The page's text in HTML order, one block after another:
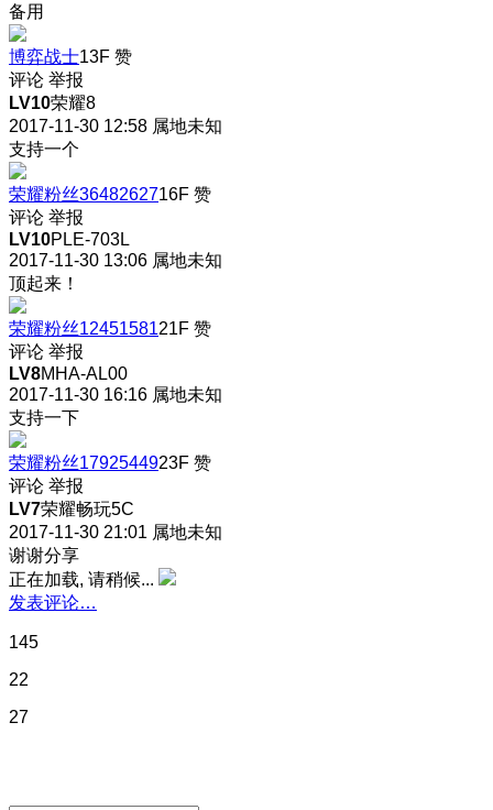
备用
博弈战士13F 赞
评论 举报
LV10荣耀8
2017-11-30 12:58 属地未知
支持一个
荣耀粉丝3648262716F 赞
评论 举报
LV10PLE-703L
2017-11-30 13:06 属地未知
顶起来！
荣耀粉丝1245158121F 赞
评论 举报
LV8MHA-AL00
2017-11-30 16:16 属地未知
支持一下
荣耀粉丝1792544923F 赞
评论 举报
LV7荣耀畅玩5C
2017-11-30 21:01 属地未知
谢谢分享
正在加载, 请稍候...
发表评论…
145
22
27